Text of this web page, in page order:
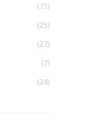
(15)
(25)
(27)
(7)
(24)